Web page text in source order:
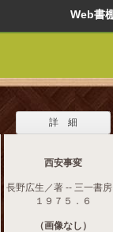
Web
詳 細
西安事変
長野広生／著 -- 三一書
１９７５．６
（画像なし）